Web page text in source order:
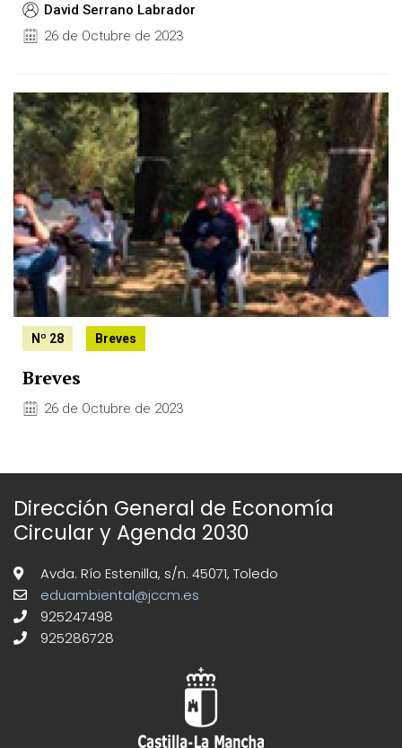
David Serrano Labrador
26 de Octubre de 2023
Image:
Nº 28 Breves
Breves
26 de Octubre de 2023
Dirección General de Economía
Circular y Agenda 2030
Avda. Río Estenilla, s/n. 45071, Toledo
eduambiental@jccm.es
925247498
925286728